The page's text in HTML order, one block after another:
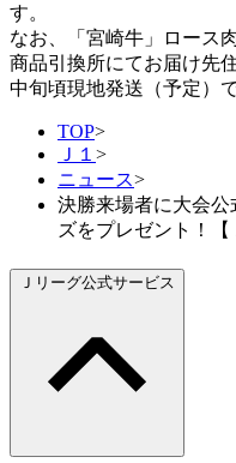
す。
なお、「宮崎牛」ロース
商品引換所にてお届け先
中旬頃現地発送（予定）
TOP>
Ｊ１ >
ニュース>
決勝来場者に大会
ズをプレゼント！【
Ｊリーグ公式サービス